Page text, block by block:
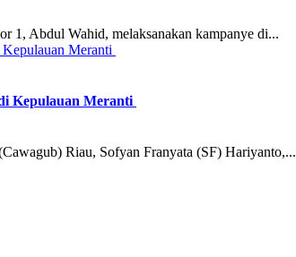
Abdul Wahid, melaksanakan kampanye di...
Kepulauan Meranti
Riau, Sofyan Franyata (SF) Hariyanto,...